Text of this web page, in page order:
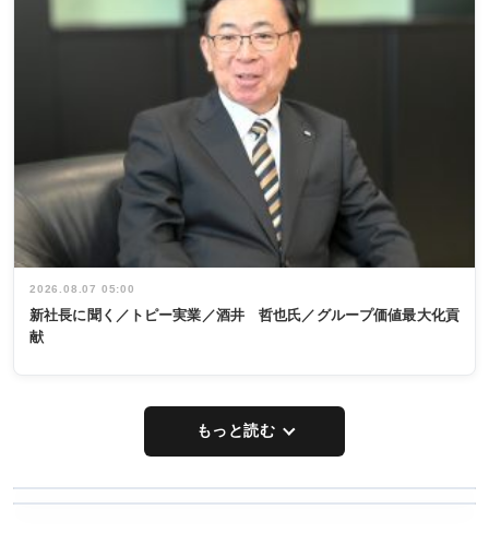
2026.08.07 05:00
新社長に聞く／トピー実業／酒井 哲也氏／グループ価値最大化貢
献
もっと読む